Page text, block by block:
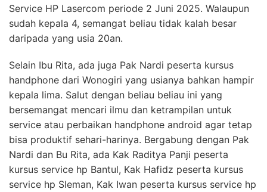
Service HP Lasercom periode 2 Juni 2025. Walaupun
sudah kepala 4, semangat beliau tidak kalah besar
daripada yang usia 20an.
Selain Ibu Rita, ada juga Pak Nardi peserta kursus
handphone dari Wonogiri yang usianya bahkan hampir
kepala lima. Salut dengan beliau beliau ini yang
bersemangat mencari ilmu dan ketrampilan untuk
service atau perbaikan handphone android agar tetap
bisa produktif sehari-harinya. Bergabung dengan Pak
Nardi dan Bu Rita, ada Kak Raditya Panji peserta
kursus service hp Bantul, Kak Hafidz peserta kursus
service hp Sleman, Kak Iwan peserta kursus service hp